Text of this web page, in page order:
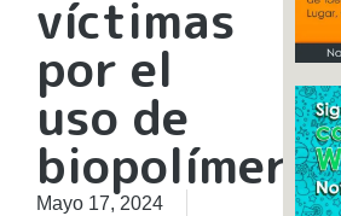
víctimas
por el
uso de
biopolímeros
Mayo 17, 2024